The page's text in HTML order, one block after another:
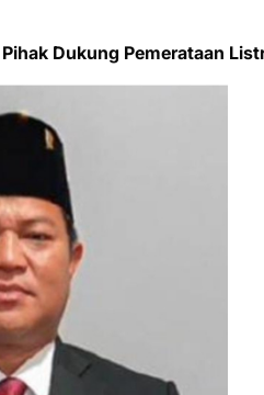
Dukung Pemerataan